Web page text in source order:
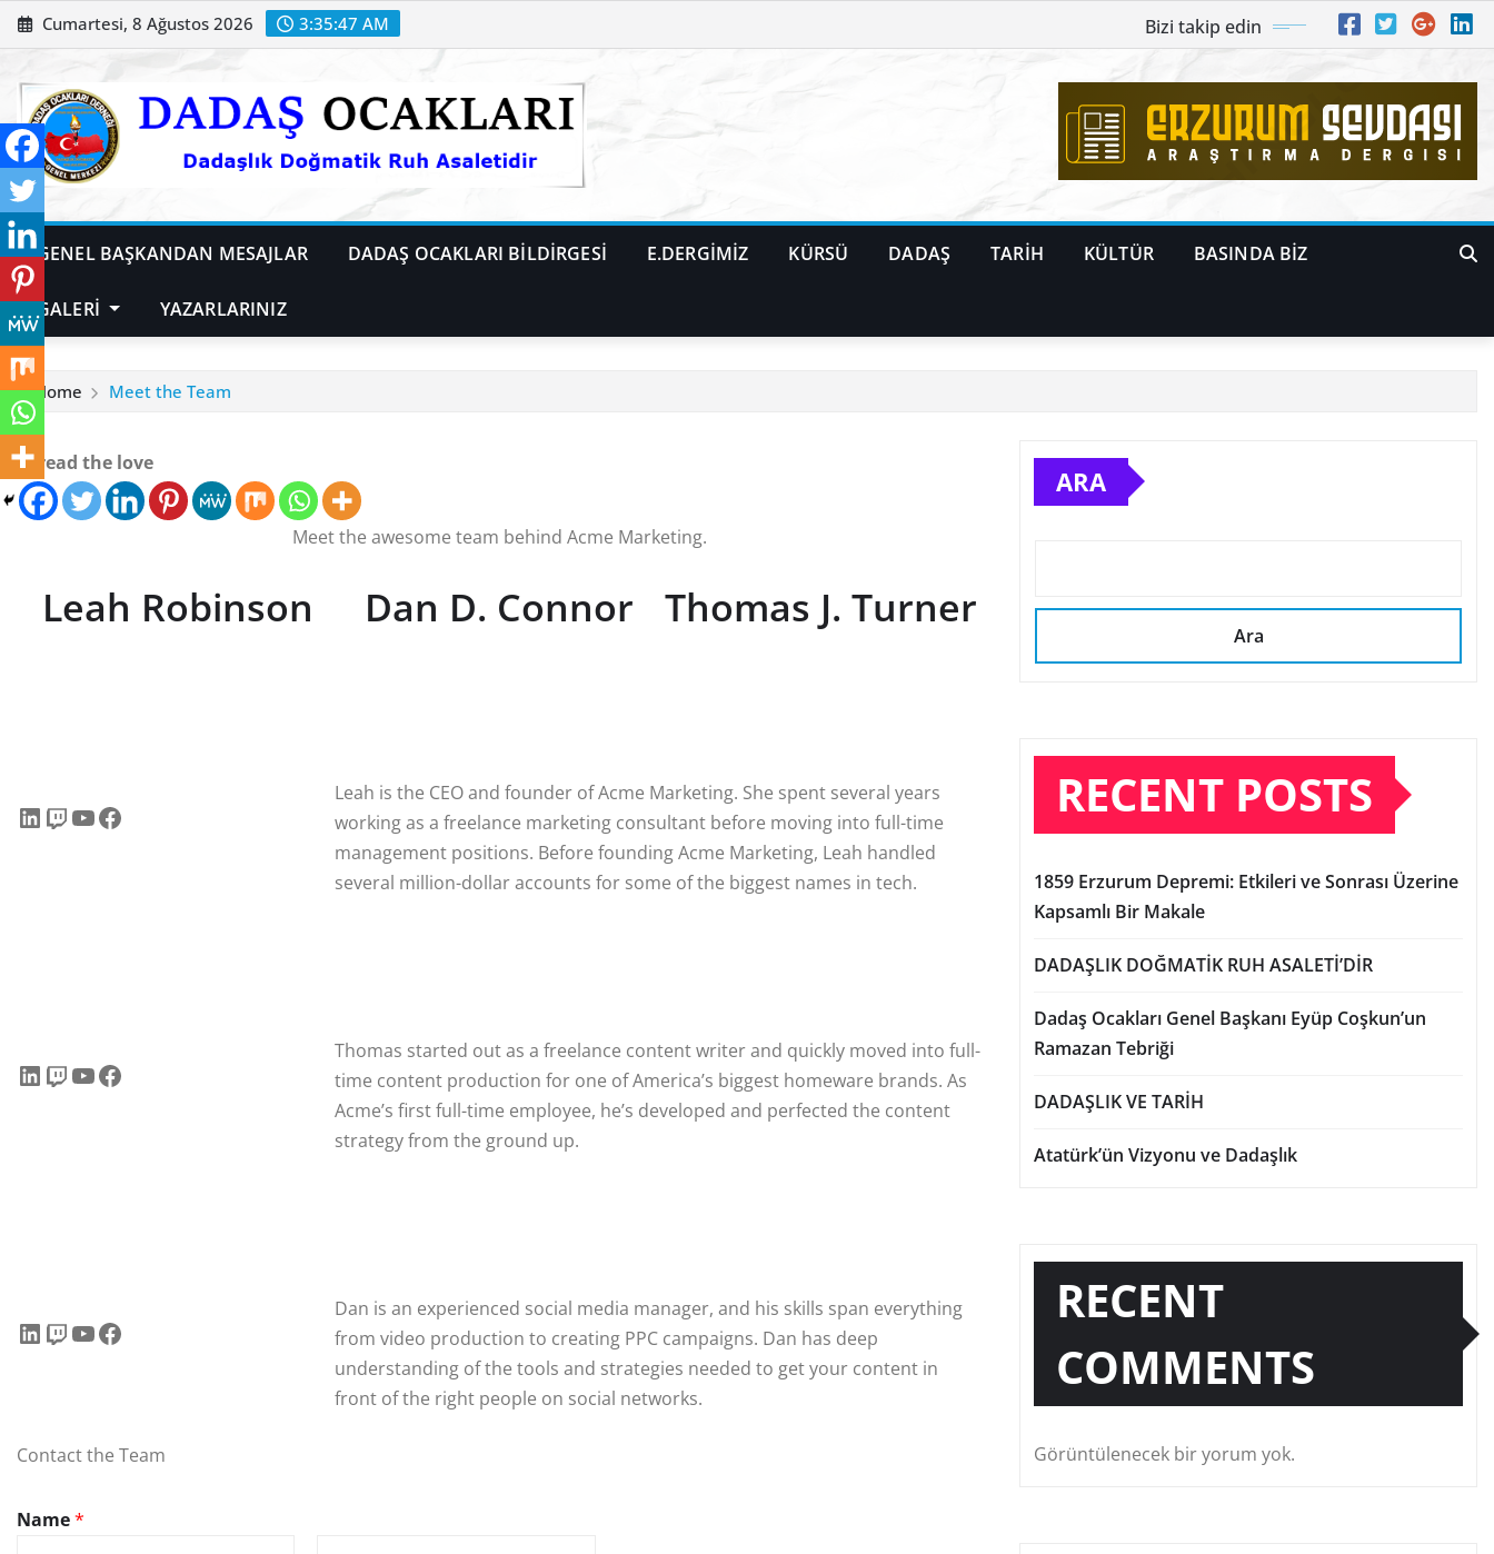
Skip
to
Cumartesi, 8 Ağustos 2026 3:35:48 AM Bizi takip edin
GENEL BAŞKANDAN MESAJLAR DADAŞ OCAKLARI BİLDİRGESİ E.DERGİMİZ KÜRSÜ DADAŞ TARİH KÜLTÜR BASINDA BİZ
GALERİ YAZARLARINIZ
Home Meet the Team
Spread the love
Meet the awesome team behind Acme Marketing.
Leah Robinson Dan D. Connor Thomas J. Turner
LinkedIn Twitch YouTube Facebook
Leah is the CEO and founder of Acme Marketing. She spent several years
working as a freelance marketing consultant before moving into full-time
management positions. Before founding Acme Marketing, Leah handled
several million-dollar accounts for some of the biggest names in tech.
LinkedIn Twitch YouTube Facebook
Thomas started out as a freelance content writer and quickly moved into full-
time content production for one of America’s biggest homeware brands. As
Acme’s first full-time employee, he’s developed and perfected the content
strategy from the ground up.
LinkedIn Twitch YouTube Facebook
Dan is an experienced social media manager, and his skills span everything
from video production to creating PPC campaigns. Dan has deep
understanding of the tools and strategies needed to get your content in
front of the right people on social networks.
Contact the Team
Name*
ARA
Ara
RECENT POSTS
1859 Erzurum Depremi: Etkileri ve Sonrası Üzerine
Kapsamlı Bir Makale
DADAŞLIK DOĞMATİK RUH ASALETİ’DİR
Dadaş Ocakları Genel Başkanı Eyüp Coşkun’un
Ramazan Tebriği
DADAŞLIK VE TARİH
Atatürk’ün Vizyonu ve Dadaşlık
RECENT
COMMENTS
Görüntülenecek bir yorum yok.